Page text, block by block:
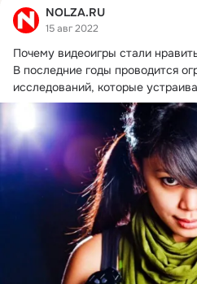
NOLZA.RU
15 авг 2022
Почему видеоигры стали
В последние годы проводится
исследований, которые